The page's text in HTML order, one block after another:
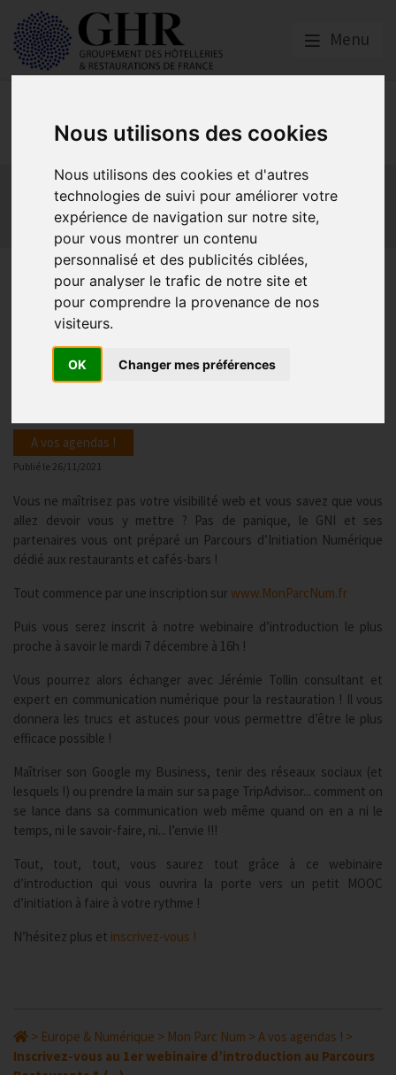
Nous utilisons des cookies
Nous utilisons des cookies et d'autres
technologies de suivi pour améliorer votre
expérience de navigation sur notre site,
pour vous montrer un contenu
personnalisé et des publicités ciblées,
pour analyser le trafic de notre site et
pour comprendre la provenance de nos
visiteurs.
OK Changer mes préférences
Menu
Europe & Numérique
Actualités
Plateformes en ligne
Economie collaborative
Innovation et digitalisation
Mon Parc Num
Informatique Europe
Inscrivez-vous au 1er
webinaire d’introduction au
Parcours Restaurants &
Cafés-Bars
A vos agendas !
Publié le 26/11/2021
Vous ne maîtrisez pas votre visibilité web et vous savez que vous
allez devoir vous y mettre ? Pas de panique, le GNI et ses
partenaires vous ont préparé un Parcours d’Initiation Numérique
dédié aux restaurants et cafés-bars !
Tout commence par une inscription surwww.MonParcNum.fr
Puis vous serez inscrit à notre webinaire d’introduction le plus
proche à savoir le mardi 7 décembre à 16h !
Vous pourrez alors échanger avec Jérémie Tollin consultant et
expert en communication numérique pour la restauration ! Il vous
donnera les trucs et astuces pour vous permettre d’être le plus
efficace possible !
Maîtriser son Google my Business, tenir des réseaux sociaux (et
lesquels !) ou prendre la main sur sa page TripAdvisor... comment on
se lance dans sa communication web même quand on en a ni le
temps, ni le savoir-faire, ni... l’envie !!!
Tout, tout, tout, vous saurez tout grâce à ce webinaire
d’introduction qui vous ouvrira la porte vers un petit MOOC
d’initiation à faire à votre rythme !
N’hésitez plus et inscrivez-vous !
> Europe & Numérique > Mon Parc Num >A vos agendas ! >
Inscrivez-vous au 1er webinaire d’introduction au Parcours